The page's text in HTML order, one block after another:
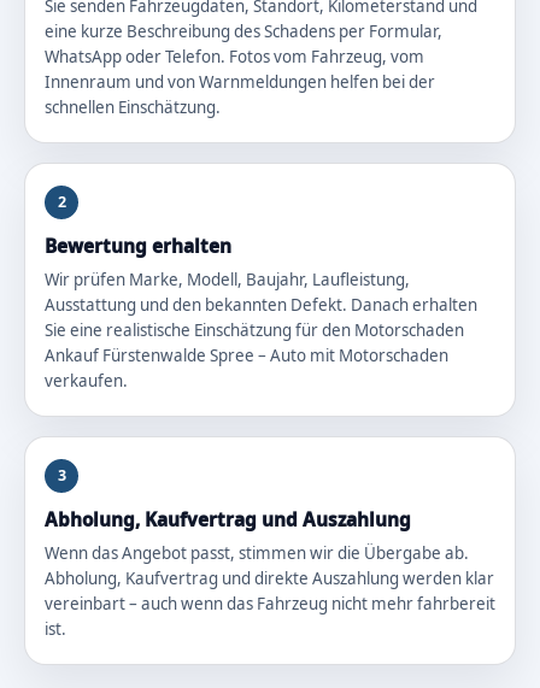
Sie senden Fahrzeugdaten, Standort, Kilometerstand und
eine kurze Beschreibung des Schadens per Formular,
WhatsApp oder Telefon. Fotos vom Fahrzeug, vom
Innenraum und von Warnmeldungen helfen bei der
schnellen Einschätzung.
2
Bewertung erhalten
Wir prüfen Marke, Modell, Baujahr, Laufleistung,
Ausstattung und den bekannten Defekt. Danach erhalten
Sie eine realistische Einschätzung für den Motorschaden
Ankauf Fürstenwalde Spree – Auto mit Motorschaden
verkaufen.
3
Abholung, Kaufvertrag und Auszahlung
Wenn das Angebot passt, stimmen wir die Übergabe ab.
Abholung, Kaufvertrag und direkte Auszahlung werden klar
vereinbart – auch wenn das Fahrzeug nicht mehr fahrbereit
ist.